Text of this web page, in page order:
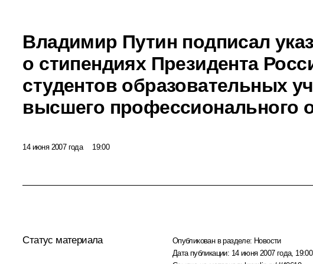
Владимир Путин подписал указ
о стипендиях Президента
студентов образовательных
высшего профессионального
14 июня 2007 года 19:00
Статус материала Опубликован в разделе: Новости
Дата публикации: 14 июня 2007 года, 19:00